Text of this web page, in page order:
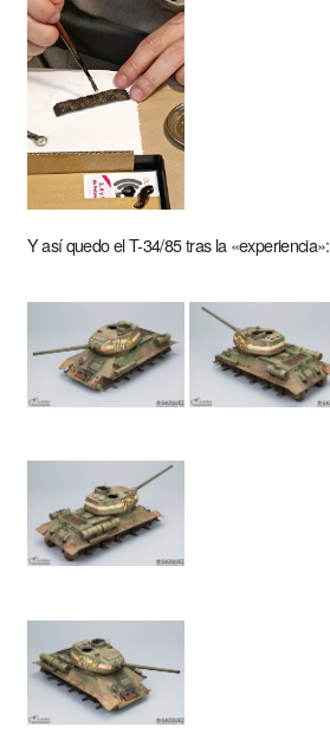
Y así quedo el T-34/85 tras la «experiencia»: